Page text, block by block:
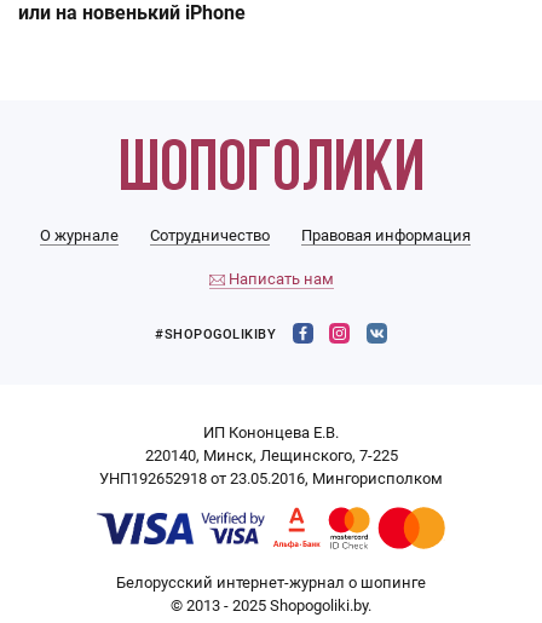
или на новенький iPhone
О журнале Сотрудничество Правовая информация
Написать нам
#SHOPOGOLIKIBY
ИП Кононцева Е.В.
220140, Минск, Лещинского, 7-225
УНП192652918 от 23.05.2016, Мингорисполком
Белорусский интернет-журнал о шопинге
© 2013 - 2025 Shopogoliki.by.